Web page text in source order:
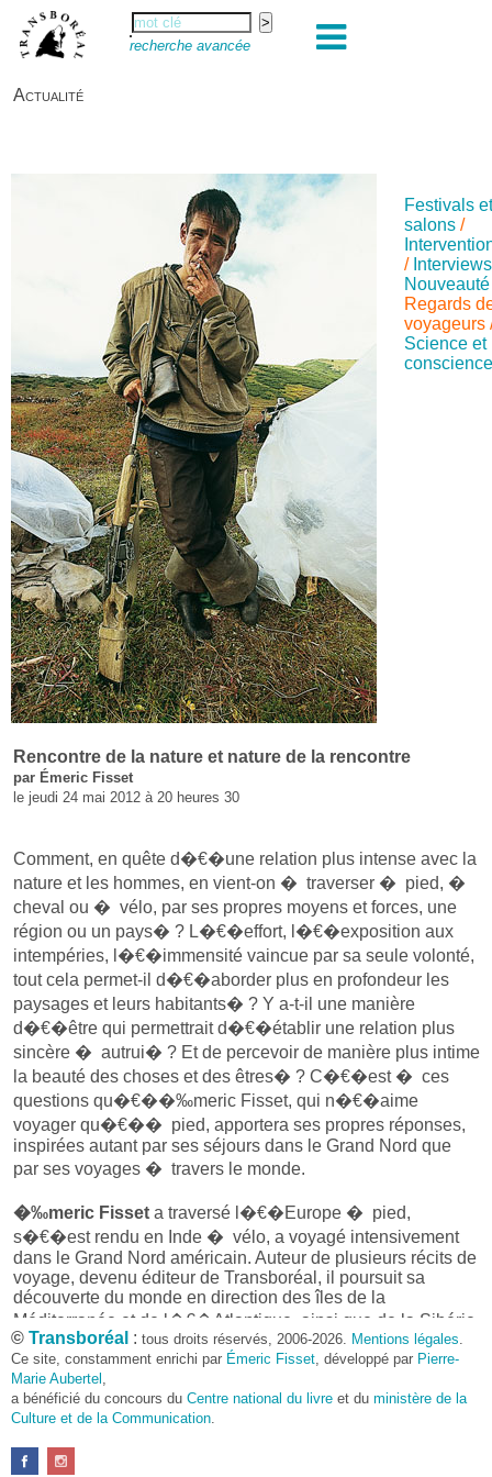
recherche avancée
Actualité
Festivals
salons /
/ Interviews
Nouveauté
Regards
voyageurs
Science et
Rencontre de la nature et nature de la rencontre
par Émeric Fisset
le jeudi 24 mai 2012 à 20 heures 30
Comment, en quête d�€�une relation plus intense avec la
nature et les hommes, en vient-on � traverser � pied, �
cheval ou � vélo, par ses propres moyens et forces, une
région ou un pays� ? L�€�effort, l�€�exposition aux
intempéries, l�€�immensité vaincue par sa seule volonté,
tout cela permet-il d�€�aborder plus en profondeur les
paysages et leurs habitants� ? Y a-t-il une manière
d�€�être qui permettrait d�€�établir une relation plus
sincère � autrui� ? Et de percevoir de manière plus intime
la beauté des choses et des êtres� ? C�€�est � ces
questions qu�€��‰meric Fisset, qui n�€�aime
voyager qu�€�� pied, apportera ses propres réponses,
inspirées autant par ses séjours dans le Grand Nord que
par ses voyages � travers le monde.
�‰meric Fisset a traversé l�€�Europe � pied,
s�€�est rendu en Inde � vélo, a voyagé intensivement
dans le Grand Nord américain. Auteur de plusieurs récits de
voyage, devenu éditeur de Transboréal, il poursuit sa
découverte du monde en direction des îles de la
Méditerranée et de l�€�Atlantique, ainsi que de la Sibérie.
En savoir davantage sur :
Livre de l’intervenant en rapport avec cette
Ivresse de la marche (L’), Petit manifeste en faveur du
© Transboréal : tous droits réservés, 2006-2026. Mentions légales.
Ce site, constamment enrichi par Émeric Fisset, développé par Pierre-
Marie Aubertel ,
a bénéficié du concours du Centre national du livre et du ministère de la
Culture et de la Communication.